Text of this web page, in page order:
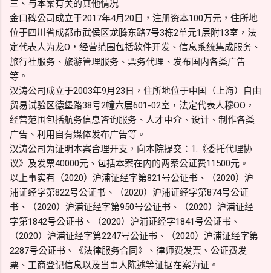
三、与本案有关的其他情况
金口碑公司成立于2017年4月20日，注册资本100万元，住所地
位于四川省成都市武侯区龙腾东路7号3栋2单元1层附13室，法
定代表人为龙O，经营范围包括软件开发、信息系统集成服务、
旅行社服务、旅游管理服务、票务代理、发布国内各类广告
等。
汉涛公司成立于2003年9月23日，住所地位于中国（上海）自由
贸易试验区德堡路38号2幢六层601-02室，法定代表人穆OO，
经营范围包括航务信息咨询服务、人才中介、设计、制作各类
广告、利用自有媒体发布广告等。
汉涛公司为证明本案合理开支，向本院提交：1.《委托代理协
议》及发票40000元、包括本案在内的两案公证费11500元。
以上事实有（2020）沪浦证经字第821号公证书、（2020）沪
浦证经字第822号公证书、（2020）沪浦证经字第874号公证
书、（2020）沪浦证经字第950号公证书、（2020）沪浦证经
字第1842号公证书、（2020）沪浦证经字1841号公证书、
（2020）沪浦证经字第2247号公证书、（2020）沪浦证经字第
2287号公证书、《法律服务合同》、律师费发票、公证费发
票、工商登记信息以及当事人陈述等证据在案为证。